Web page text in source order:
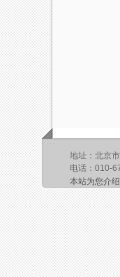
地址：北京
电话：
本站为您介